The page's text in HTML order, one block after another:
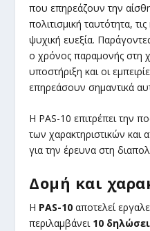
που επηρεάζουν την
πολιτισμική ταυτότητα,
ψυχική ευεξία.
ο χρόνος παραμονής στη
υποστήριξη και οι
επηρεάσουν σημαντικά
Η PAS-10 επιτρέπει την
των χαρακτηριστικών και
για την έρευνα στη
Δομή και
Η PAS-10 αποτελεί
περιλαμβάνει 10